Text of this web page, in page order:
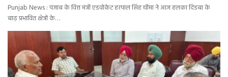
Punjab News : पंजाब के वित्त मंत्री एडवोकेट हरपाल सिंह चीमा ने आज हलका दिडबा के
बाढ़ प्रभावित क्षेत्रों के…